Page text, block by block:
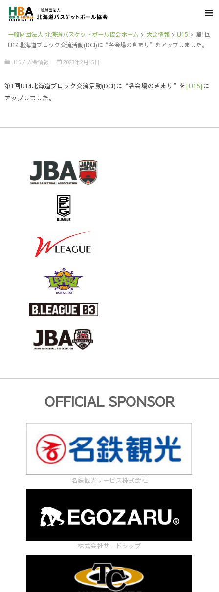
一般財団法人 北海道バスケットボール協会ホーム > 大会情報 > U15 > 第1回
U14北海道ブロック交流活動(DCI)に“各会場のきまり”をアップしました。
U15 / 大会情報 2023年2月15日
第1回U14北海道ブロック交流活動(DCI)に“各会場のきまり”を[U15] に
アップしました。
OFFICIAL SPONSOR
名鉄観光サービス株式会社
株式会社サードシップ